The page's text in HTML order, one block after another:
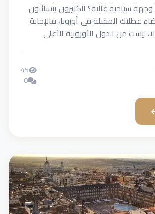
وجهة سياحية غالية؟ الكثيرون يتسائلون
عطلتك المقبلة في أوروبا، فالإجابة
ليست من الدول الأوروبية الأعلى
45
0